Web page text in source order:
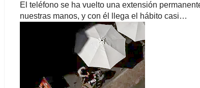
El teléfono se ha vuelto una extensión
nuestras manos, y con él llega el hábito casi…